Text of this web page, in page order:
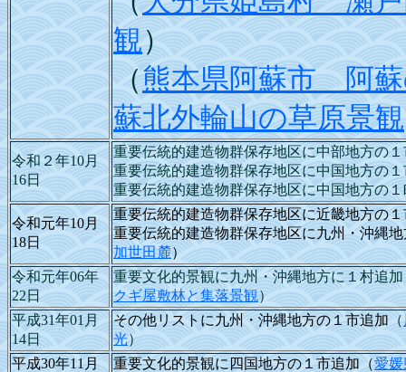
観）
（熊本県阿蘇市 阿
蘇北外輪山の草原景観
令和２年10月
16日
重要伝統的建造物群保存地区に中部地方の
重要伝統的建造物群保存地区に中国地方の
重要伝統的建造物群保存地区に中国地方の
令和元年10月
18日
重要伝統的建造物群保存地区に近畿地方の
重要伝統的建造物群保存地区に九州・沖縄
加世田麓）
令和元年06年
22日
重要文化的景観に九州・沖縄地方に１村追加
クギ屋敷林と集落景観）
平成31年01月
14日
その他リストに九州・沖縄地方の１市追加（
光）
平成30年11月
重要文化的景観に四国地方の１市追加（愛